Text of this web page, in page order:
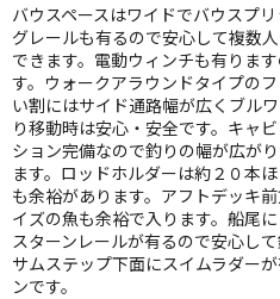
バウスペースはワイドでバウスプ
グレールも有るので安心して複数
できます。電動ウィンチも有りま
す。ウォークアラウンドタイプの
い割にはサイド通路幅が広くブル
り移動時は安心・安全です。キャ
ション完備なので釣りの幅が広が
ます。ロッドホルダーは約２０本
も余裕があります。アフトデッキ
イズの魚も余裕で入ります。船尾
スターンレールが有るので安心し
サムステップ下面にスイムラダー
ンです。